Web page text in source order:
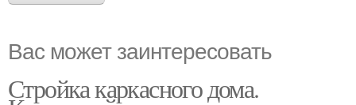
Вас может заинтересовать
Стройка каркасного дома.